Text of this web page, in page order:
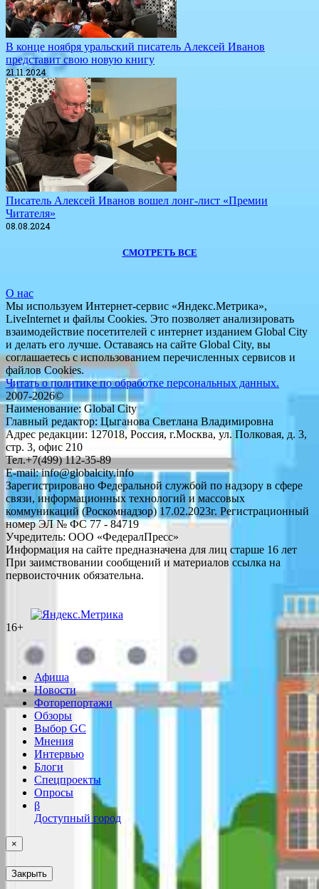
​В конце ноября уральский писатель Алексей Иванов
представит свою новую книгу
21.11.2024
​Писатель Алексей Иванов вошел лонг-лист «Премии
Читателя»
08.08.2024
СМОТРЕТЬ ВСЕ
О нас
Мы используем Интернет-сервис «Яндекс.Метрика»,
LiveInternet и файлы Cookies. Это позволяет анализировать
взаимодействие посетителей с интернет изданием Global City
и делать его лучше. Оставаясь на сайте Global City, вы
соглашаетесь с использованием перечисленных сервисов и
файлов Cookies.
Читать о политике по обработке персональных данных.
2007-2026©
Наименование: Global City
Главный редактор: Цыганова Светлана Владимировна
Адрес редакции: 127018, Россия, г.Москва, ул. Полковая, д. 3,
стр. 3, офис 210
Тел.+7(499) 112-35-89
E-mail: info@globalcity.info
Зарегистрировано Федеральной службой по надзору в сфере
связи, информационных технологий и массовых
коммуникаций (Роскомнадзор) 17.02.2023г. Регистрационный
номер ЭЛ № ФС 77 - 84719
Учредитель: ООО «ФедералПресс»
Информация на сайте предназначена для лиц старше 16 лет
При заимствовании сообщений и материалов ссылка на
первоисточник обязательна.
16+
Афиша
Новости
Фоторепортажи
Обзоры
Выбор GC
Мнения
Интервью
Блоги
Спецпроекты
Опросы
β
Доступный город
×
Закрыть